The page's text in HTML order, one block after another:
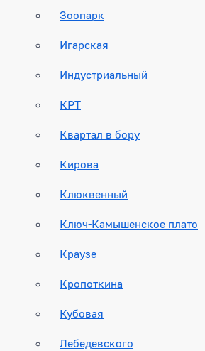
Зоопарк
Игарская
Индустриальный
КРТ
Квартал в бору
Кирова
Клюквенный
Ключ-Камышенское плато
Краузе
Кропоткина
Кубовая
Лебедевского